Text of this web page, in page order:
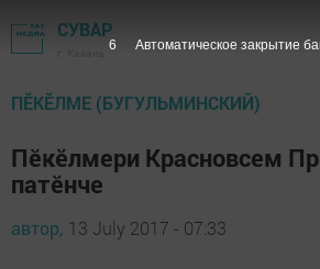
СУВАР
ПĔКĔЛМЕ (БУГУЛЬМИНСКИЙ)
Пӗкӗлмери Красновсем
патӗнче
автор, 13 July 2017 - 07:33
5 Автоматическое закрытие